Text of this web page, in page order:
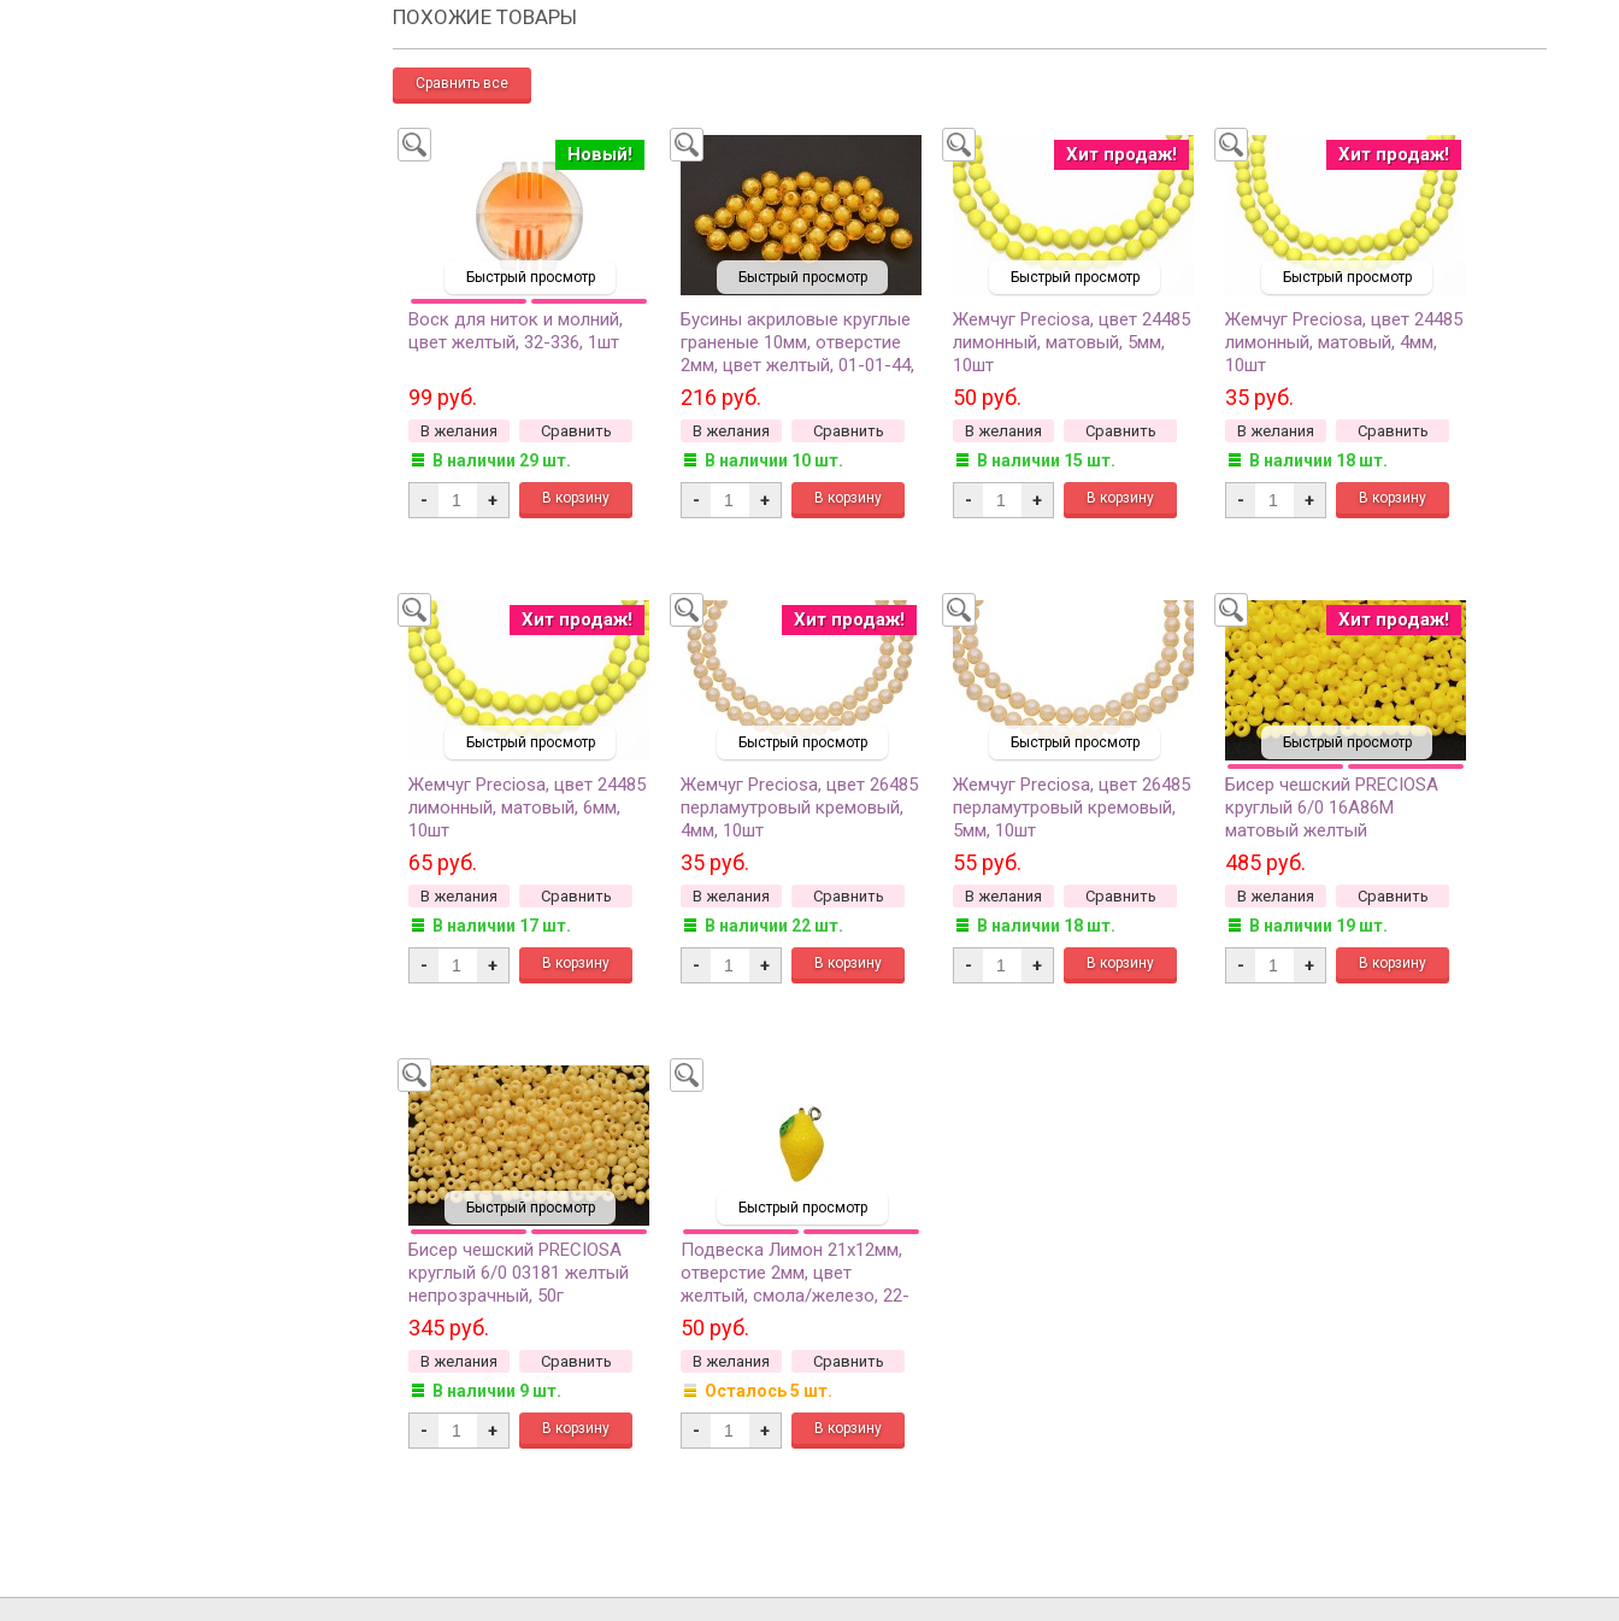
ПОХОЖИЕ ТОВАРЫ
Быстрый просмотр
Новый!
Воск для ниток и молний,
цвет желтый, 32-336, 1шт
99 руб.
В желания Сравнить
В наличии 29 шт.
- +
Быстрый просмотр
Бусины акриловые круглые
граненые 10мм, отверстие
2мм, цвет желтый, 01-01-44,
50 грамм
216 руб.
В желания Сравнить
В наличии 10 шт.
- +
Быстрый просмотр
Хит продаж!
Жемчуг Preciosa, цвет 24485
лимонный, матовый, 5мм,
10шт
50 руб.
В желания Сравнить
В наличии 15 шт.
- +
Быстрый просмотр
Хит продаж!
Жемчуг Preciosa, цвет 24485
лимонный, матовый, 4мм,
10шт
35 руб.
В желания Сравнить
В наличии 18 шт.
- +
Быстрый просмотр
Хит продаж!
Жемчуг Preciosa, цвет 24485
лимонный, матовый, 6мм,
10шт
65 руб.
В желания Сравнить
В наличии 17 шт.
- +
Быстрый просмотр
Хит продаж!
Жемчуг Preciosa, цвет 26485
перламутровый кремовый,
4мм, 10шт
35 руб.
В желания Сравнить
В наличии 22 шт.
- +
Быстрый просмотр
Жемчуг Preciosa, цвет 26485
перламутровый кремовый,
5мм, 10шт
55 руб.
В желания Сравнить
В наличии 18 шт.
- +
Быстрый просмотр
Хит продаж!
Бисер чешский PRECIOSA
круглый 6/0 16А86М
матовый желтый
непрозрачный, 50г
485 руб.
В желания Сравнить
В наличии 19 шт.
- +
Быстрый просмотр
Бисер чешский PRECIOSA
круглый 6/0 03181 желтый
непрозрачный, 50г
345 руб.
В желания Сравнить
В наличии 9 шт.
- +
Быстрый просмотр
Подвеска Лимон 21х12мм,
отверстие 2мм, цвет
желтый, смола/железо, 22-
184, 1шт
50 руб.
В желания Сравнить
Осталось 5 шт.
- +